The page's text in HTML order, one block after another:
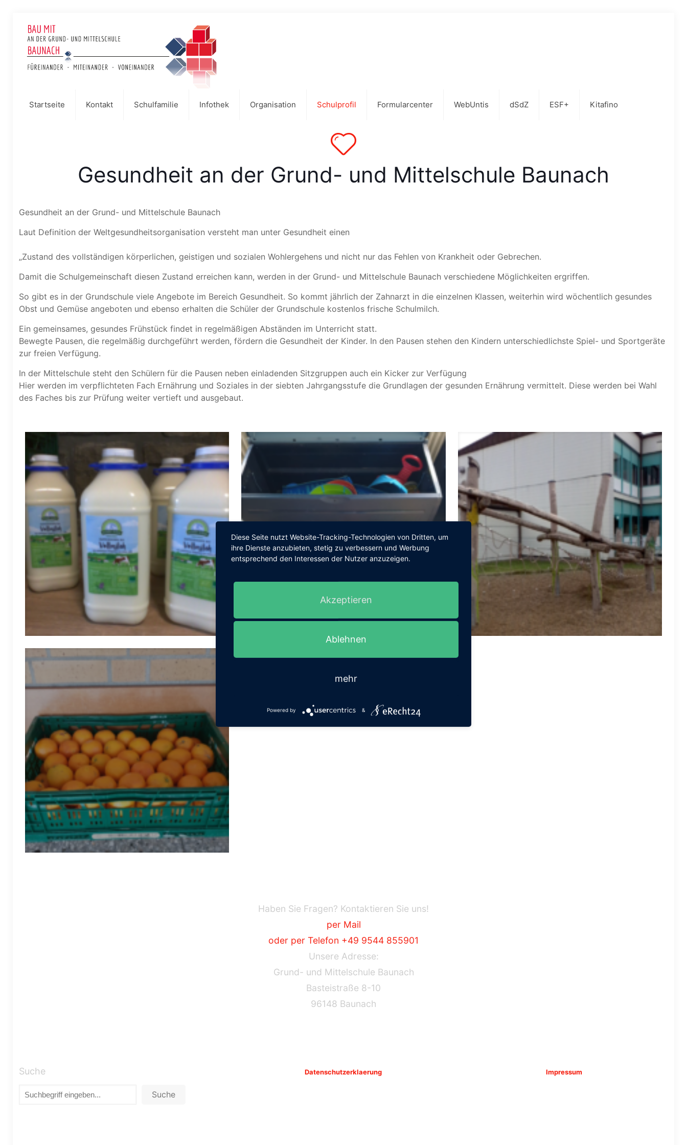
Startseite Kontakt Schulfamilie Infothek Organisation Schulprofil Formularcenter WebUntis dSdZ ESF+ Kitafino
Gesundheit an der Grund- und Mittelschule Baunach
Gesundheit an der Grund- und Mittelschule Baunach
Laut Definition der Weltgesundheitsorganisation versteht man unter Gesundheit einen
„Zustand des vollständigen körperlichen, geistigen und sozialen Wohlergehens und nicht nur das Fehlen von Krankheit oder Gebrechen.
Damit die Schulgemeinschaft diesen Zustand erreichen kann, werden in der Grund- und Mittelschule Baunach verschiedene Möglichkeiten ergriffen.
So gibt es in der Grundschule viele Angebote im Bereich Gesundheit. So kommt jährlich der Zahnarzt in die einzelnen Klassen, weiterhin wird wöchentlich gesundes
Obst und Gemüse angeboten und ebenso erhalten die Schüler der Grundschule kostenlos frische Schulmilch.
Ein gemeinsames, gesundes Frühstück findet in regelmäßigen Abständen im Unterricht statt.
Bewegte Pausen, die regelmäßig durchgeführt werden, fördern die Gesundheit der Kinder. In den Pausen stehen den Kindern unterschiedlichste Spiel- und Sportgeräte
zur freien Verfügung.
In der Mittelschule steht den Schülern für die Pausen neben einladenden Sitzgruppen auch ein Kicker zur Verfügung
Hier werden im verpflichteten Fach Ernährung und Soziales in der siebten Jahrgangsstufe die Grundlagen der gesunden Ernährung vermittelt. Diese werden bei Wahl
des Faches bis zur Prüfung weiter vertieft und ausgebaut.
Haben Sie Fragen? Kontaktieren Sie uns!
per Mail
oder per Telefon +49 9544 855901
Unsere Adresse:
Grund- und Mittelschule Baunach
Basteistraße 8-10
96148 Baunach
Suche
Suche
Datenschutzerklaerung Impressum
Diese Seite nutzt Website-Tracking-Technologien von Dritten, um
ihre Dienste anzubieten, stetig zu verbessern und Werbung
entsprechend den Interessen der Nutzer anzuzeigen.
Akzeptieren
Ablehnen
mehr
Powered by &